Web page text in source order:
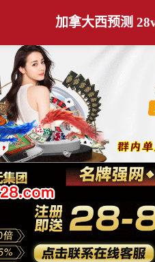
加拿大西预测